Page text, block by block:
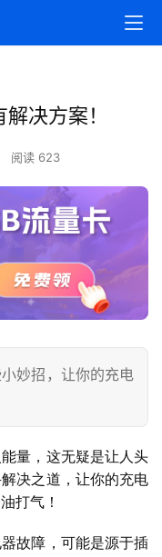
决方案！
阅读 623
妙招，让你的充电
量，这无疑是让人头
决之道，让你的充电
打气！
故障，可能是源于插